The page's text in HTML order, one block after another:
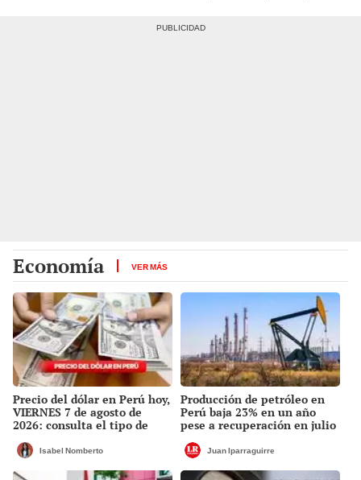
Economía VER MÁS
Precio del dólar en Perú hoy,
VIERNES 7 de agosto de
2026: consulta el tipo de
cambio y plataformas
digitales
Isabel Nomberto
Producción de petróleo en
Perú baja 23% en un año
pese a recuperación en julio
Juan Iparraguirre